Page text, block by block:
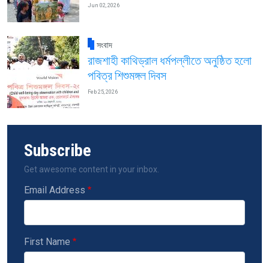
Jun 02, 2026
সংবাদ
রাজশাহী কাথিড্রাল ধর্মপল্লীতে অনুষ্ঠিত হলো
পবিত্র শিশুমঙ্গল দিবস
Feb 25, 2026
Subscribe
Get awesome content in your inbox.
Email Address
First Name